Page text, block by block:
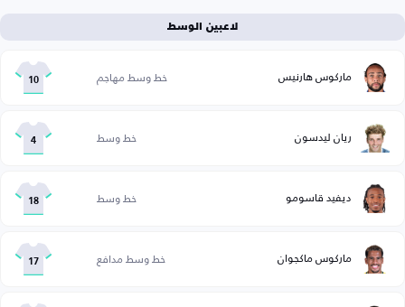
لاعبين الوسط
ماركوس هارنيس خط وسط مهاجم 10
ريان ليدسون خط وسط 4
ديفيد قاسومو خط وسط 18
ماركوس ماكجوان خط وسط مدافع 17